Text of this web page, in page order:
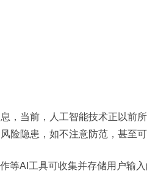
，当前，人工智能技术正以前
险隐患，如不注意防范，甚至可
等AI工具可收集并存储用户输